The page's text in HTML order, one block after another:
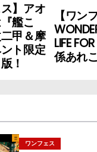
【ワン
LIFE
係あれ
ス】アオ
艦こ
甲＆摩
ト限定
！
ワンフェス